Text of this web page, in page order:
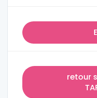
retour